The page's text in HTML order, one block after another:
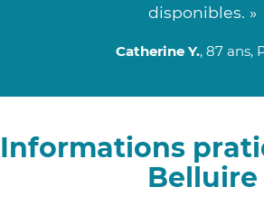
disponibles. »
Catherine Y., 87 ans,
Informations
Belluire